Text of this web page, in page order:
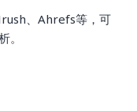
、Ahrefs等，可
。